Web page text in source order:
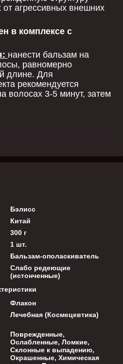
агрессивных внешних
в комплексе с
нанести бальзам на
равномерно
длине. Для
рекомендуется
волосах 3-5 минут, затем
Бэлисс
Китай
300 г
1 шт.
Бальзам-ополаскиватель
Слабо редеющие
(истонченные)
Флакон
Лечебная (Космецевтика)
Поврежденные,
Ослабленные, Ломкие,
Склонные к выпадению,
Окрашенные, Химическая